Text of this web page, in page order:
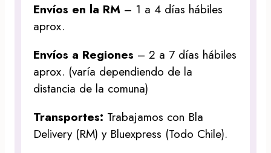
Envíos en la RM – 1 a 4 días hábiles
aprox.
Envíos a Regiones – 2 a 7 días hábiles
aprox. (varía dependiendo de la
distancia de la comuna)
Transportes: Trabajamos con Bla
Delivery (RM) y Bluexpress (Todo Chile).